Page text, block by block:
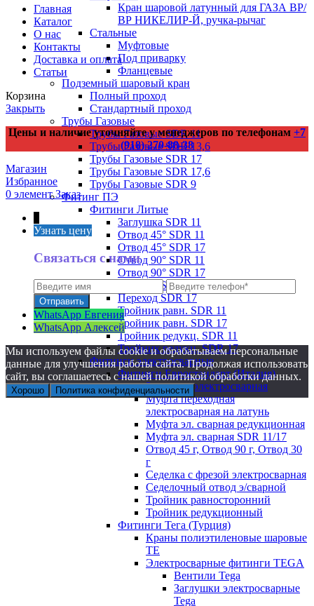
Кран шаровой латунный для ГАЗА ВР/
ВР НИКЕЛИР-Й, ручка-рычаг
Стальные
Муфтовые
Под приварку
Фланцевые
Подземный шаровый кран
Полный проход
Стандартный проход
Трубы Газовые
Трубы Газовые SDR 11
Трубы Газовые SDR 13,6
Трубы Газовые SDR 17
Трубы Газовые SDR 17,6
Трубы Газовые SDR 9
Фитинг ПЭ
Фитинги Литые
Заглушка SDR 11
Отвод 45° SDR 11
Отвод 45° SDR 17
Отвод 90° SDR 11
Отвод 90° SDR 17
Переход SDR 11
Переход SDR 17
Тройник равн. SDR 11
Тройник равн. SDR 17
Тройник редукц. SDR 11
Тройник редукц. SDR 17
Фитинги электросварные
Фитинги Евростандарт (Италия)
Заглушка электросварная
Муфта переходная
электросварная на латунь
Муфта эл. cварная редукционная
Муфта эл. сварная SDR 11/17
Отвод 45 г, Отвод 90 г, Отвод 30
г
Седелка с фрезой электросварная
Седелочный отвод э/сварной
Тройник равносторонний
Тройник редукционный
Фитинги Тега (Турция)
Краны полиэтиленовые шаровые
TE
Электросварные фитинги TEGA
Вентили Tega
Заглушки электросварные
Tega
Главная
Каталог
О нас
Контакты
Доставка и оплата
Статьи
Корзина
Закрыть
Цены и наличие уточняйте у менеджеров по телефонам +7
(918) 270-88-38
Магазин
Избранное
0 элемент Заказ
Узнать цену
Связаться с нами
WhatsApp Евгения
WhatsApp Алексей
Мы используем файлы cookie и обрабатываем персональные
данные для улучшения работы сайта. Продолжая использовать
сайт, вы соглашаетесь с нашей политикой обработки данных.
Хорошо Политика конфиденциальности